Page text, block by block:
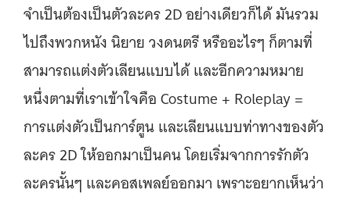
จำเป็นต้องเป็นตัวละคร 2D อย่างเดียวก็ได้ มันรวม
ไปถึงพวกหนัง นิยาย วงดนตรี หรืออะไรๆ ก็ตามที่
สามารถแต่งตัวเลียนแบบได้ และอีกความหมาย
หนึ่งตามที่เราเข้าใจคือ Costume + Roleplay =
การแต่งตัวเป็นการ์ตูน และเลียนแบบท่าทางของตัว
ละคร 2D ให้ออกมาเป็นคน โดยเริ่มจากการรักตัว
ละครนั้นๆ และคอสเพลย์ออกมา เพราะอยากเห็นว่า